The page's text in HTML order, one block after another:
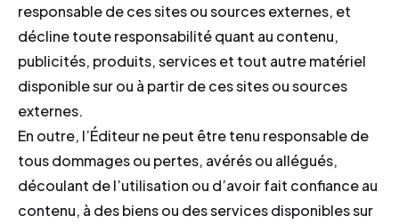
responsable de ces sites ou sources externes, et
décline toute responsabilité quant au contenu,
publicités, produits, services et tout autre matériel
disponible sur ou à partir de ces sites ou sources
externes.
En outre, l’Éditeur ne peut être tenu responsable de
tous dommages ou pertes, avérés ou allégués,
découlant de l’utilisation ou d’avoir fait confiance au
contenu, à des biens ou des services disponibles sur